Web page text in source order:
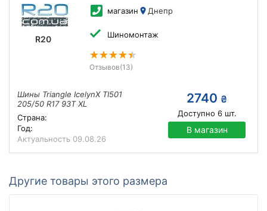
R20
магазин Днепр
Шиномонтаж
Отзывов(13)
Шины Triangle IcelynX TI501
205/50 R17 93T XL
Страна:
Год:
Актуальность 09.08.26
2740 ₴
Доступно 6шт.
В магазин
Другие товары этого размера